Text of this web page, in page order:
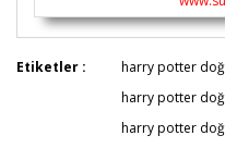
Bu ürüne ilk
Bu ürünün fiyat bilgisi,
formunu kullanarak
Görüş ve önerileriniz için
Etiketler :
harry potter
harry potter
harry potter